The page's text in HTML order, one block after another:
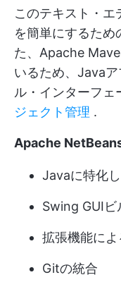
このテキスト・エ
を簡単にするため
た、Apache
いるため、Java
ル・インターフェ
ジェクト管理 .
Apache
Javaに特化
Swing GUIビ
拡張機能に
Gitの統合